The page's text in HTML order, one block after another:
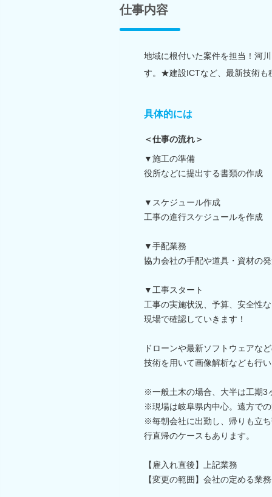
仕事内容
地域に根付いた案件を担当！河
す。★建設ICTなど、最新技術も
具体的には
＜仕事の流れ＞
▼施工の準備
役所などに提出する書類の作成
▼スケジュール作成
工事の進行スケジュールを作成
▼手配業務
協力会社の手配や道具・資材の
▼工事スタート
工事の実施状況、予算、安全性
現場で確認していきます！
ドローンや最新ソフトウェアな
技術を用いて画像解析なども行
※一般土木の場合、大半は工期3
※現場は岐阜県内中心。遠方で
※毎朝会社に出勤し、帰りも立
行直帰のケースもあります。
【雇入れ直後】上記業務
【変更の範囲】会社の定める業